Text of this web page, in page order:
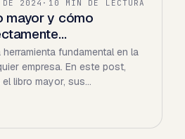
DE 2024 · 10 MIN DE LECTURA
mayor y cómo
fundamental en la
empresa. En este post,
libro mayor, sus